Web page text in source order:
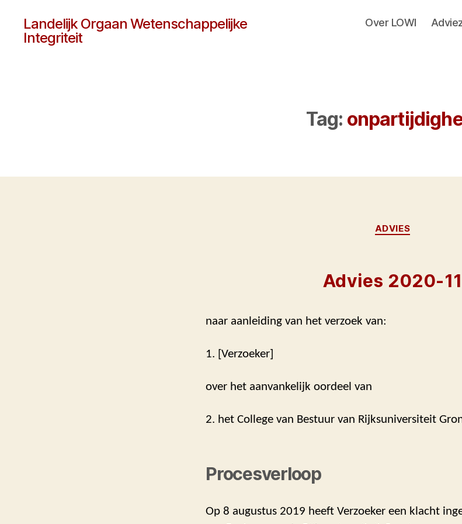
Landelijk Orgaan Wetenschappelijke
Integriteit
Over LOWI
Tag:
Categorieën
ADVIES
Advies 2020-11
naar aanleiding van het verzoek van:
1. [Verzoeker]
over het aanvankelijk oordeel van
2. het College van Bestuur van Rijksuniversiteit
Procesverloop
Op 8 augustus 2019 heeft Verzoeker een klacht